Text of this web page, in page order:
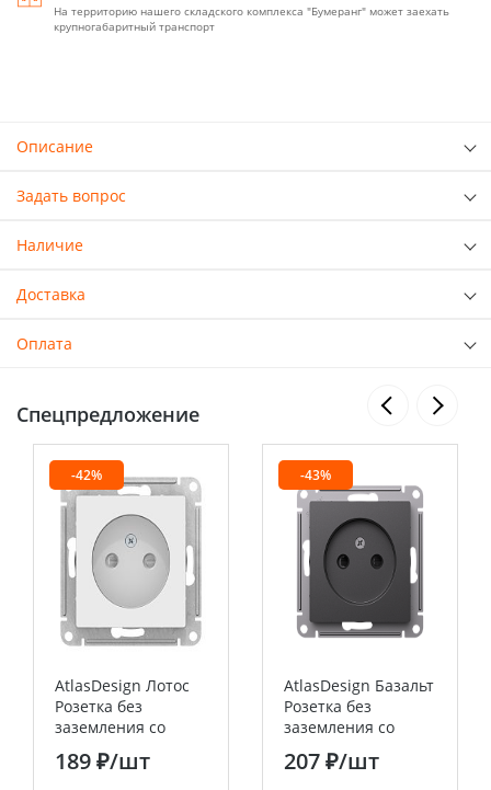
На территорию нашего складского комплекса "Бумеранг" может заехать
крупногабаритный транспорт
Описание
Задать вопрос
Наличие
Доставка
Оплата
Спецпредложение
-42%
AtlasDesign Лотос
Розетка без
заземления со
шторками, 16А,
механизм Systeme
189 ₽/шт
-43%
AtlasDesign Базальт
Розетка без
заземления со
шторками, 16А,
механизм Systeme
207 ₽/шт